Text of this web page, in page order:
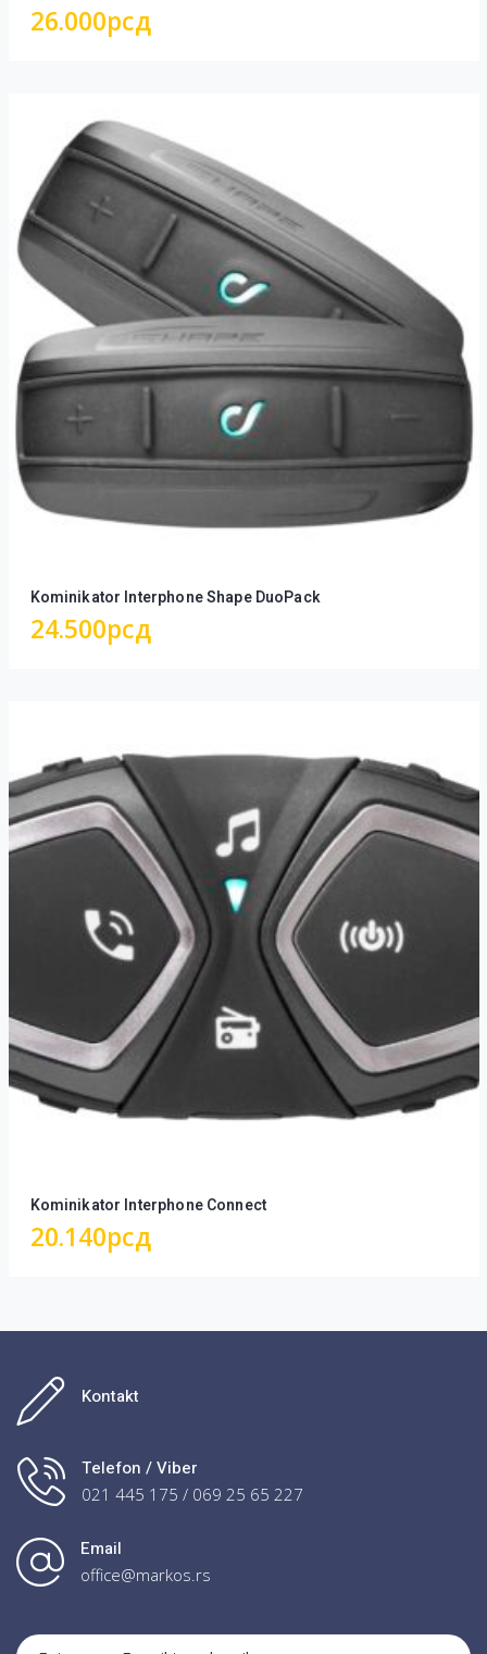
26.000рсд
Kominikator Interphone Shape DuoPack
24.500рсд
Kominikator Interphone Connect
20.140рсд
Kontakt
Telefon / Viber
021 445 175 / 069 25 65 227
Email
office@markos.rs